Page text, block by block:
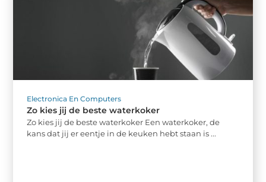
Electronica En Computers
Zo kies jij de beste waterkoker
Zo kies jij de beste waterkoker Een waterkoker, de
kans dat jij er eentje in de keuken hebt staan is ...